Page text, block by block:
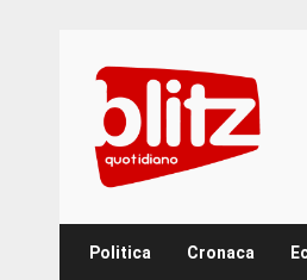
content
Politica Cronaca